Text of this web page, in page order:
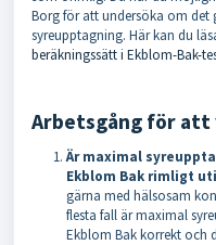
Borg för att undersöka om det
syreupptagning. Här kan du
beräkningssätt i Ekblom-Bak-
Arbetsgång för
Är maximal
Ekblom Bak rimligt
gärna med hälsosam
flesta fall är maximal
Ekblom Bak korrektoch